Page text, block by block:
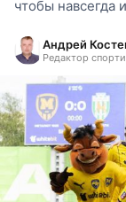
чтобы навсегда
Андрей
Редактор